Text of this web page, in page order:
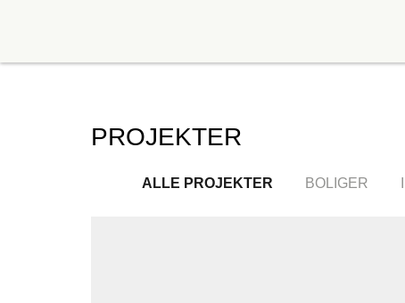
PROJEKTER
ALLE PROJEKTER BOLIGER